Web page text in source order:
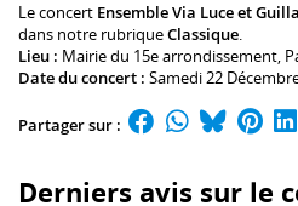
Le concert Ensemble Via Luce et
dans notre rubriqueClassique.
Lieu : Mairie du 15e arrondissement,
Date du concert : Samedi 22
Partager sur :
Derniers avis sur le